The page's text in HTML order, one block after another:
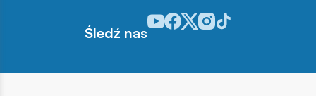
Śledź nas
Odwiedź nasz profil w serwisie
Odwiedź nasz profil w serwisie
Odwiedź nasz profil w
Odwiedź nasz profil w
Odwiedź nasz profil